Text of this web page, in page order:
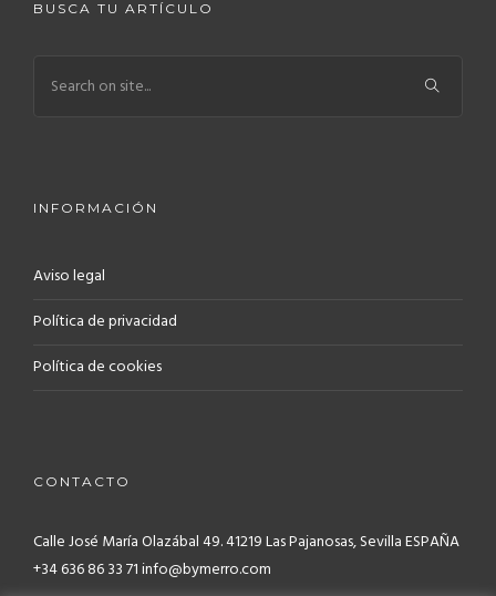
BUSCA TU ARTÍCULO
INFORMACIÓN
Aviso legal
Política de privacidad
Política de cookies
CONTACTO
Calle José María Olazábal 49. 41219Las Pajanosas, Sevilla ESPAÑA
+34 636 86 33 71 info@bymerro.com